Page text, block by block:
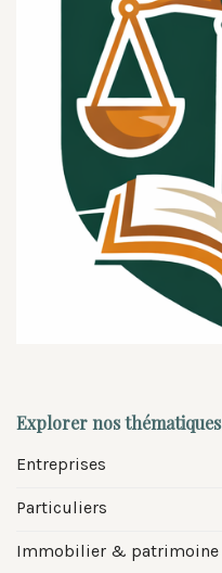
Explorer nos thématiques
Entreprises
Particuliers
Immobilier & patrimoine